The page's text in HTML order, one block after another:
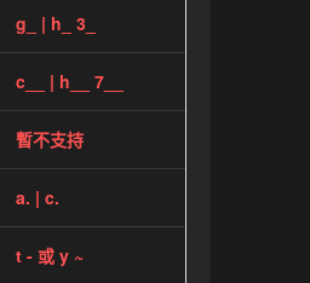
g_ | h_ 3_
c__ | h__ 7__
暫不支持
a. | c.
t - 或 y ~